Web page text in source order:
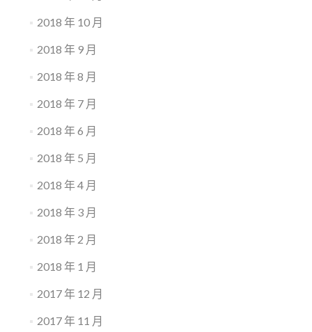
2018 年 10 月
2018 年 9 月
2018 年 8 月
2018 年 7 月
2018 年 6 月
2018 年 5 月
2018 年 4 月
2018 年 3 月
2018 年 2 月
2018 年 1 月
2017 年 12 月
2017 年 11 月